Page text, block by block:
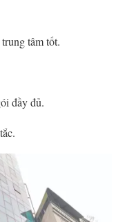
tâm tốt.
đầy đủ.